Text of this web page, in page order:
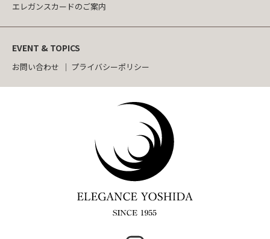
エレガンスカードのご案内
EVENT & TOPICS
お問い合わせ プライバシーポリシー